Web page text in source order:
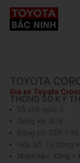
Nhảy
TOYOTA
Giá xe Toyota
THÔNG SỐ KỸ
Sỗ chỗ ngồi: 5
Dòng xe: SUV
Động cơ: 2ZR-FXE
Hộp số: Tự động
Nhiên liệu: Xăng +